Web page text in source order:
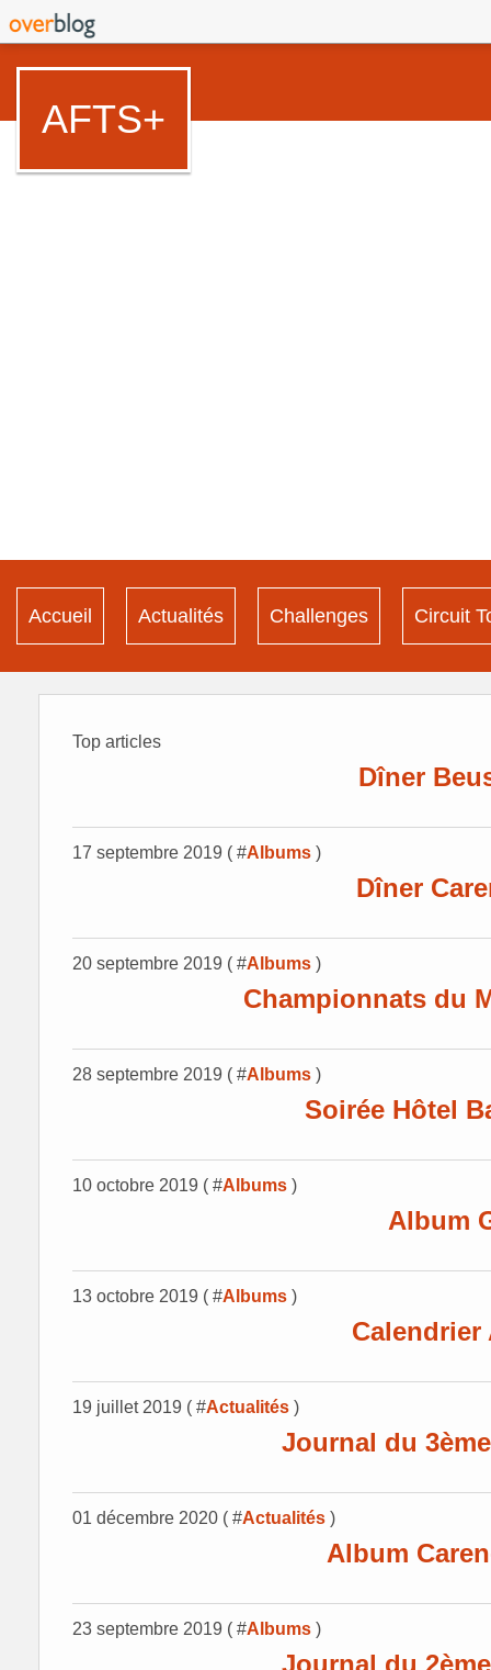
AFTS+
Accueil Actualités Challenges Circuit
Top articles
Dîner
17 septembre 2019 ( #Albums )
Dîner
20 septembre 2019 ( #Albums )
Championnats du
28 septembre 2019 ( #Albums )
Soirée Hôtel
10 octobre 2019 ( #Albums )
Album
13 octobre 2019 ( #Albums )
Calendrier
19 juillet 2019 ( #Actualités )
Journal du
01 décembre 2020 ( #Actualités )
Album
23 septembre 2019 ( #Albums )
Journal du